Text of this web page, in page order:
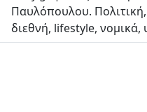
Παυλόπουλου.
διεθνή, lifestyle, νομικά,